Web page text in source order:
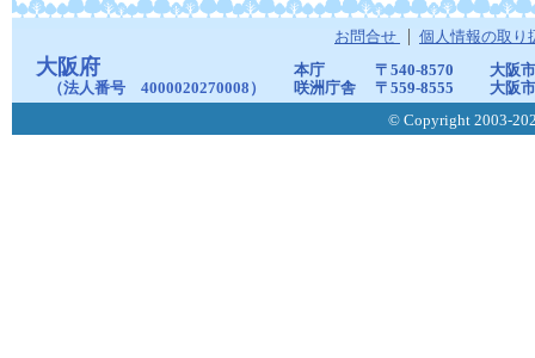
お問合せ 個人情報の取り
大阪府
（法人番号 4000020270008）
本庁 〒540-8570
大阪
咲洲庁舎
〒559-8555
大阪
© Copyright 2003-